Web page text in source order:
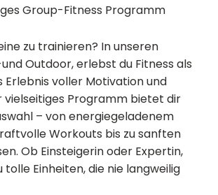
Group-Fitness Programm
zu trainieren? In unseren
Outdoor, erlebst du Fitness als
Erlebnis voller Motivation und
vielseitiges Programm bietet dir
– von energiegeladenem
Workouts bis zu sanften
Ob Einsteigerin oder Expertin,
tolle Einheiten, die nie langweilig